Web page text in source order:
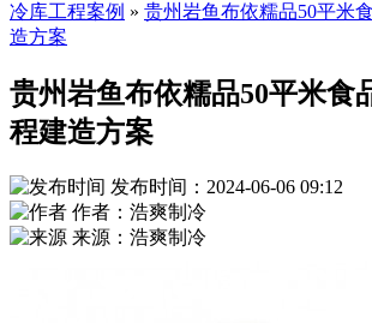
冷库工程案例 » 贵州岩鱼布依糯品50平米
造方案
贵州岩鱼布依糯品50平米食
程建造方案
发布时间：2024-06-06 09:12
作者：浩爽制冷
来源：浩爽制冷